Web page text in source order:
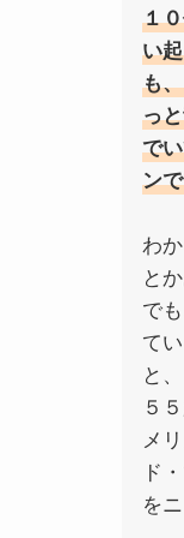
１
い
も
っ
で
ン
わ
と
で
て
と
５
メ
ド
を